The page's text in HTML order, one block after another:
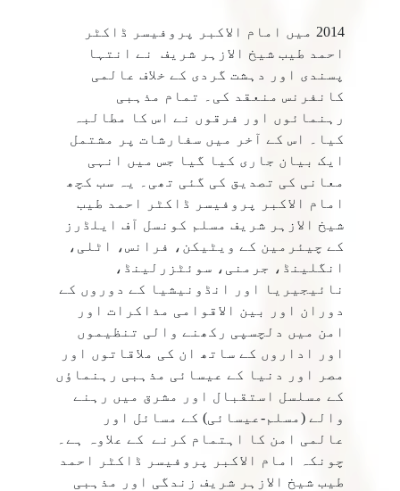
2014 میں امام الاکبر پروفیسر ڈاکٹر
احمد طیب شیخ الازہر شریف نے انتہا
پسندی اور دہشت گردی کے خلاف عالمی
کانفرنس منعقد کی۔ تمام مذہبی
رہنمائوں اور فرقوں نے اس کا مطالبہ
کیا۔ اس کے آخر میں سفارشات پر مشتمل
ایک بیان جاری کیا گیا جس میں انہی
معانی کی تصدیق کی گئی تھی۔ یہ سب کچھ
امام الاکبر پروفیسر ڈاکٹر احمد طیب
شیخ الازہر شریف مسلم کونسل آف ایلڈرز
کے چیئرمین کے ویٹیکن، فرانس، اٹلی،
انگلینڈ، جرمنی، سوئٹزرلینڈ،
نائیجیریا اور انڈونیشیا کے دوروں کے
دوران اور بین الاقوامی مذاکرات اور
امن میں دلچسپی رکھنے والی تنظیموں
اور اداروں کے ساتھ ان کی ملاقاتوں اور
مصر اور دنیا کے عیسائی مذہبی رہنماؤں
کے مسلسل استقبال اور مشرق میں رہنے
والے (مسلم-عیسائی) کے مسائل اور
عالمی امن کا اہتمام کرنے کے علاوہ ہے۔
چونکہ امام الاکبر پروفیسر ڈاکٹر احمد
طیب شیخ الازہر شریف زندگی اور مذہبی